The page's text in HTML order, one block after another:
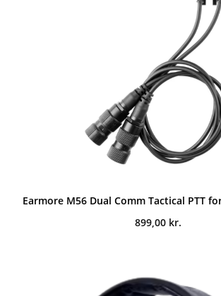
Earmore M56 Dual Comm Tactical PTT
899,00 kr.